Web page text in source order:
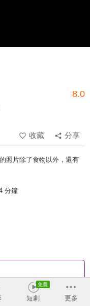
8.0
收藏
分享
照片除了食物以外，還有
分鐘
收合
短劇 更多